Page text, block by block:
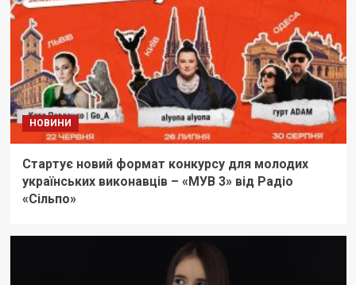
НОВИНИ
Стартує новий формат конкурсу для молодих
українських виконавців – «МУВ 3» від Радіо
«Сільпо»